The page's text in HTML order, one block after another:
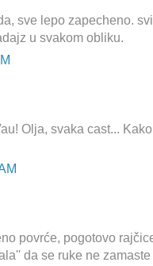
sve lepo zapecheno.
u svakom obliku.
Olja, svaka cast...
povrće, pogotovo
da se ruke ne